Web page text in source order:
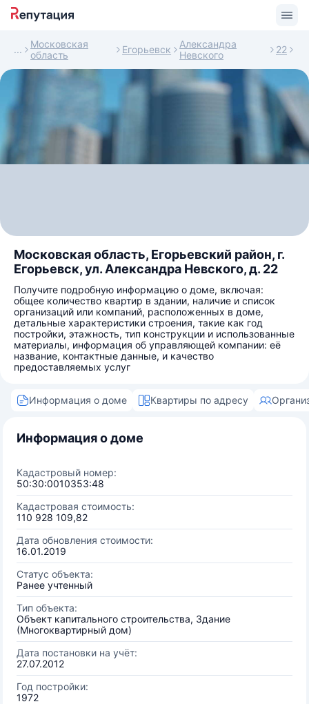
Московская
область
Егорьевск
Александра
Невского
22
Московская область, Егорьевский район, г.
Егорьевск, ул. Александра Невского, д. 22
Получите подробную информацию о доме, включая:
общее количество квартир в здании, наличие и список
организаций или компаний, расположенных в доме,
детальные характеристики строения, такие как год
постройки, этажность, тип конструкции и использованные
материалы, информация об управляющей компании: её
название, контактные данные, и качество
предоставляемых услуг
Информация о доме Квартиры по адресу
Информация о доме
Кадастровый номер:
50:30:0010353:48
Кадастровая стоимость:
110 928 109,82
Дата обновления стоимости:
16.01.2019
Статус объекта:
Ранее учтенный
Тип объекта:
Объект капитального строительства, Здание
(Многоквартирный дом)
Дата постановки на учёт:
27.07.2012
Год постройки:
1972